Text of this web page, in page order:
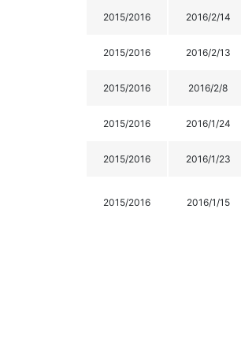
2015/2016 2016/2/14
2015/2016 2016/2/13
2015/2016 2016/2/8
2015/2016 2016/1/24
2015/2016 2016/1/23
2015/2016 2016/1/15